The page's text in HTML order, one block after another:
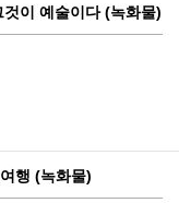
이 예술이다 (녹화물)
행 (녹화물)